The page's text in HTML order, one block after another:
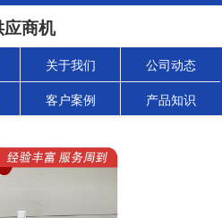
应商机
关于我们 公司动态
客户案例 产品知识